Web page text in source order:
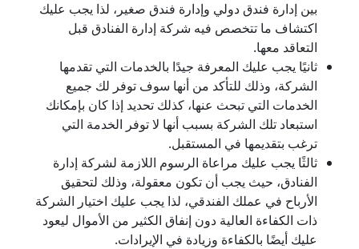
بين إدارة فندق دولي وإدارة فندق صغير، لذا يجب عليك
اكتشاف ما تتخصص فيه شركة إدارة الفنادق قبل
التعاقد معها.
ثانيًا يجب عليك المعرفة جيدًا بالخدمات التي تقدمها
الشركة، وذلك للتأكد من أنها سوف توفر لك جميع
الخدمات التي تبحث عنها، كذلك تحديد إذا كان بإمكانك
استبعاد تلك الشركة بسبب أنها لا توفر الخدمة التي
ترغب بتقديمها في المستقبل.
ثالثًا يجب عليك مراعاة الرسوم اللازمة لشركة إدارة
الفنادق، حيث يجب أن تكون معقولة، وذلك لتحقيق
الأرباح في عملك الفندقي، لذا يجب عليك اختيار الشركة
ذات الكفاءة العالية دون إنفاق الكثير من الأموال ليعود
عليك أيضًا بالكفاءة وزيادة في الإيرادات.